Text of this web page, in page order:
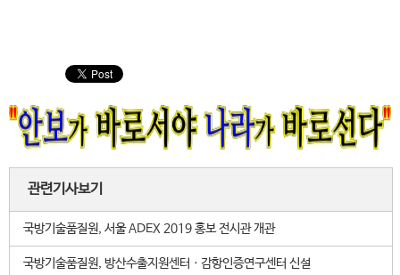
관련기사보기
국방기술품질원, 서울 ADEX 2019 홍보 전시관 개관
국방기술품질원, 방산수출지원센터ㆍ감항인증연구센터 신설